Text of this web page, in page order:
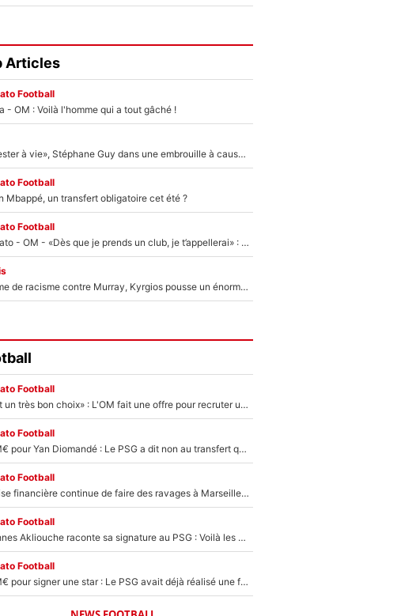
Articles
Football
- OM : Voilà l'homme qui a tout gâché !
«Détester à vie», Stéphane Guy dans une embrouille à cause du PSG !
Football
Mbappé, un transfert obligatoire cet été ?
Football
Mercato - OM - «Dès que je prends un club, je t’appellerai» : La promesse de Marcelino au moment de claquer la porte
Victime de racisme contre Murray, Kyrgios pousse un énorme coup de gueule !
Football
«C’est un très bon choix» : L'OM fait une offre pour recruter un ancien joueur du PSG... et c'est validé dans l'After Foot !
Football
140M€ pour Yan Diomandé : Le PSG a dit non au transfert qui bat tous les records sur le mercato
Football
La crise financière continue de faire des ravages à Marseille : L’OM a placé 12 joueurs sur le marché des transferts… et ça pourrait lui rapporter près de 100M€ !
Football
Maghnes Akliouche raconte sa signature au PSG : Voilà les coulisses de son transfert de rêve à 50M€
Football
250M€ pour signer une star : Le PSG avait déjà réalisé une folie sur le mercato bien avant Neymar !